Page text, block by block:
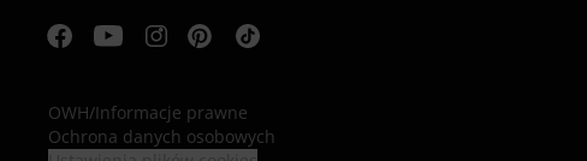
OWH/Informacje prawne
Ochrona danych osobowych